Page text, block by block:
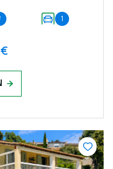
1